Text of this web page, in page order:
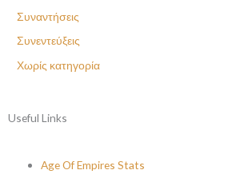
Συναντήσεις
Συνεντεύξεις
Χωρίς κατηγορία
Useful Links
Age Of Empires Stats